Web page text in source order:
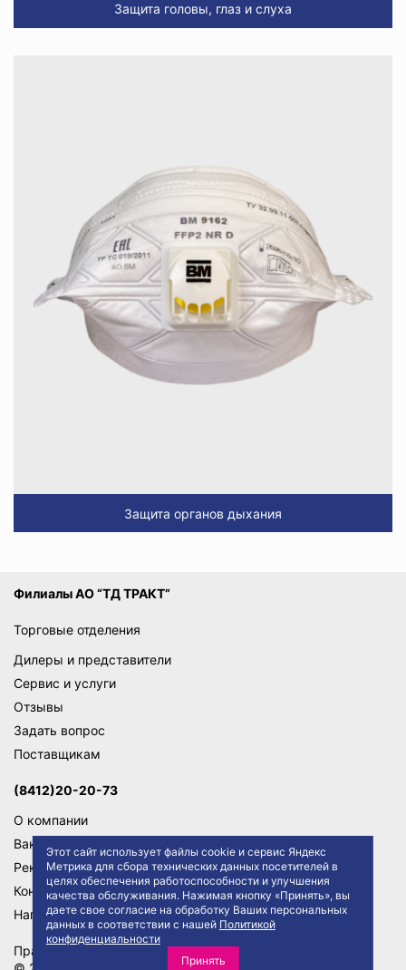
Этот сайт использует файлы cookie и сервис Яндекс
Метрика для сбора технических данных посетителей в
целях обеспечения работоспособности и улучшения
качества обслуживания. Нажимая кнопку «Принять», вы
даете свое согласие на обработку Ваших персональных
данных в соответствии с нашей Политикой
конфиденциальности
Принять
Защита головы, глаз и слуха
Защита органов дыхания
Филиалы АО “ТД ТРАКТ”
Торговые отделения
Дилеры и представители
Сервис и услуги
Отзывы
Задать вопрос
Поставщикам
(8412)20-20-73
О компании
Вакансии
Реквизиты
Контакты
Написать директору
Правила сайта
Политика конфиденциальности